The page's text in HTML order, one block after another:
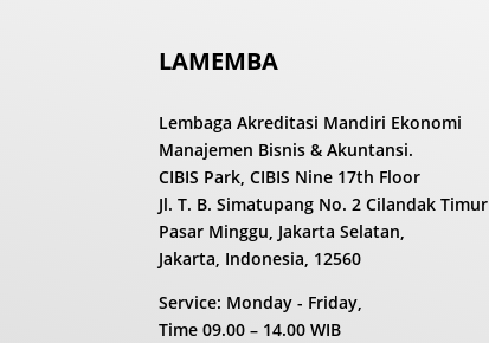
LAMEMBA
Lembaga Akreditasi Mandiri Ekonomi
Manajemen Bisnis & Akuntansi.
CIBIS Park, CIBIS Nine 17th Floor
Jl. T. B. Simatupang No. 2 Cilandak Timur
Pasar Minggu, Jakarta Selatan,
Jakarta, Indonesia, 12560
Service: Monday - Friday,
Time09.00 – 14.00 WIB